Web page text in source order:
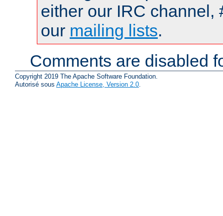
either our IRC channel,
our mailing lists.
Comments are disabled
Copyright 2019 The Apache Software Foundation.
Autorisé sous Apache License, Version 2.0